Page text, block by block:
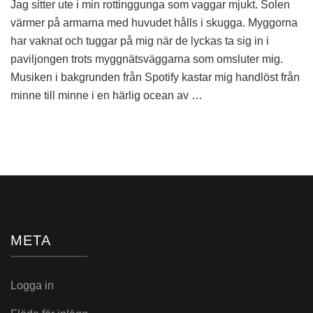
vågar
hoppas
och
Jag sitter ute i min rottinggunga som vaggar mjukt. Solen
värmer på armarna med huvudet hålls i skugga. Myggorna
har vaknat och tuggar på mig när de lyckas ta sig in i
paviljongen trots myggnätsväggarna som omsluter mig.
Musiken i bakgrunden från Spotify kastar mig handlöst från
minne till minne i en härlig ocean av …
META
Logga in